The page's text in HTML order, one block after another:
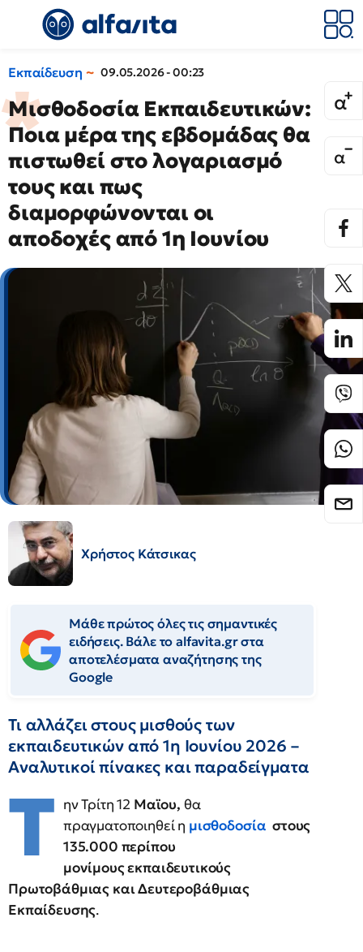
Εκπαίδευση 09.05.2026 - 00:23
Μισθοδοσία Εκπαιδευτικών:
Ποια μέρα της εβδομάδας θα
πιστωθεί στο λογαριασμό
τους και πως
διαμορφώνονται οι
αποδοχές από 1η Ιουνίου
Χρήστος Κάτσικας
Μάθε πρώτος όλες τις σημαντικές
ειδήσεις. Βάλε το alfavita.gr στα
αποτελέσματα αναζήτησης της
Google
Τι αλλάζει στους μισθούς των
εκπαιδευτικών από 1η Ιουνίου 2026 –
Αναλυτικοί πίνακες και παραδείγματα
Τ ην Τρίτη 12 Μαϊου, θα
πραγματοποιηθεί η μισθοδοσία στους
135.000 περίπου
μονίμους εκπαιδευτικούς
Πρωτοβάθμιας και Δευτεροβάθμιας
Εκπαίδευσης.